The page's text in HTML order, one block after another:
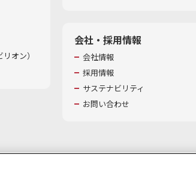
オン）​
会社・採用情報
会社情報
採用情報
サステナビリティ
お問い合わせ